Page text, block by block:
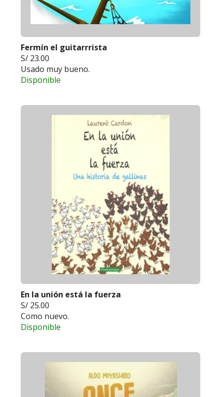
Fermín el guitarrrista
S/ 23.00
Usado muy bueno.
Disponible
En la unión está la fuerza
S/ 25.00
Como nuevo.
Disponible